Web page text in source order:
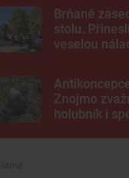
Brňané
stolu.
veselou
Znojmo
holubník i